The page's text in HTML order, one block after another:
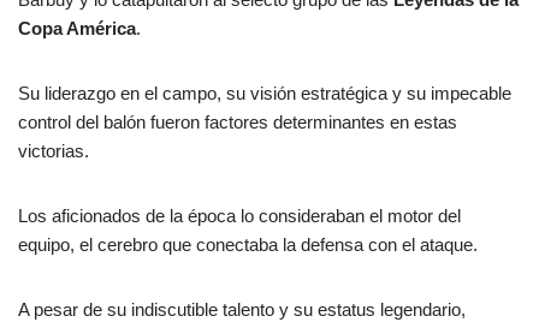
Copa América.
Su liderazgo en el campo, su visión estratégica y su impecable
control del balón fueron factores determinantes en estas
victorias.
Los aficionados de la época lo consideraban el motor del
equipo, el cerebro que conectaba la defensa con el ataque.
A pesar de su indiscutible talento y su estatus legendario,